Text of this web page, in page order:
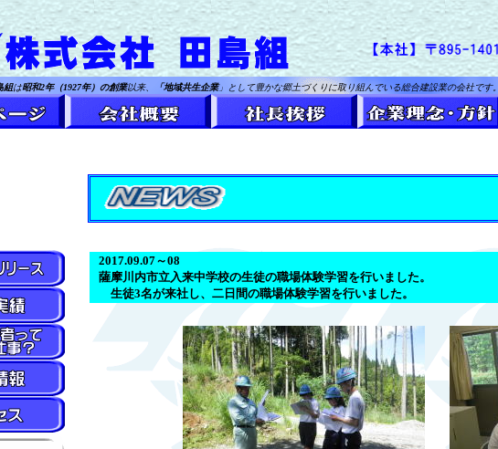
組は昭和2年（1927年）の創業以来、 「地域共生企業」として豊かな郷土づくりに取り組んでいる総合建設業の会社です。
2017.09.07～08
薩摩川内市立入来中学校の生徒の職場体験学習を行いました。
生徒3名が来社し、二日間の職場体験学習を行いました。